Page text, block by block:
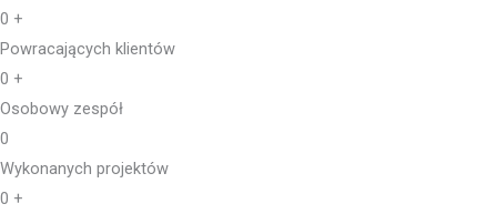
0 +
Powracających klientów
0 +
Osobowy zespół
0
Wykonanych projektów
0 +